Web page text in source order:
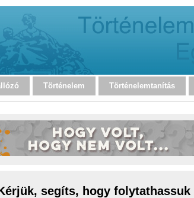
Történelem Történelemtanítás
segíts, hogy folytathassuk